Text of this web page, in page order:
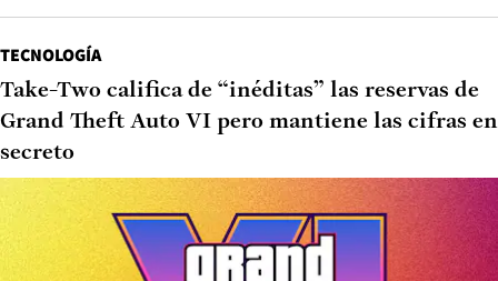
TECNOLOGÍA
Take-Two califica de “inéditas” las reservas de
Grand Theft Auto VI pero mantiene las cifras en
secreto